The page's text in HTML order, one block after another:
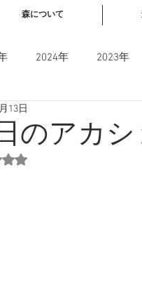
森について
2024年 2023年
のアカ
13日
星のうちNaNと評価されてい